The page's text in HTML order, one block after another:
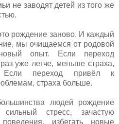
не заводят детей из того же
рождение заново. И каждый
мы очищаемся от родовой
опыт. Если переход
уже легче, меньше страха,
Если переход привёл к
страха больше.
людей рождение
стресс, зачастую
поведения, избегать новые